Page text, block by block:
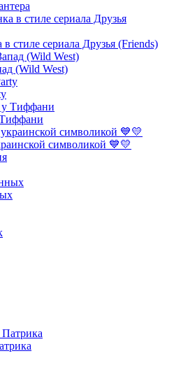
стиле сериала Друзья (Friends)
(Wild West)
символикой 💙💛